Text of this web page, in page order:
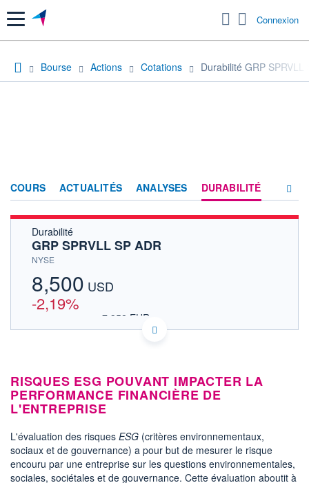
Menu Connexion
Bourse Actions Cotations Durabilité GRP SPRVLL
COURS ACTUALITÉS ANALYSES DURABILITÉ
Durabilité
GRP SPRVLL SP ADR
NYSE
8,500 USD
-2,19%
7,352 EUR
Cotation sur les autres places
8,4
8,6
RISQUES ESG POUVANT IMPACTER LA
PERFORMANCE FINANCIÈRE DE
L'ENTREPRISE
L'évaluation des risques ESG (critères environnementaux,
sociaux et de gouvernance) a pour but de mesurer le risque
encouru par une entreprise sur les questions environnementales,
sociales, sociétales et de gouvernance. Cette évaluation aboutit à